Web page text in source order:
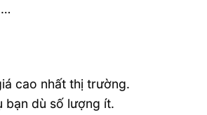
…
cao nhất thị trường.
bạn dù số lượng ít.